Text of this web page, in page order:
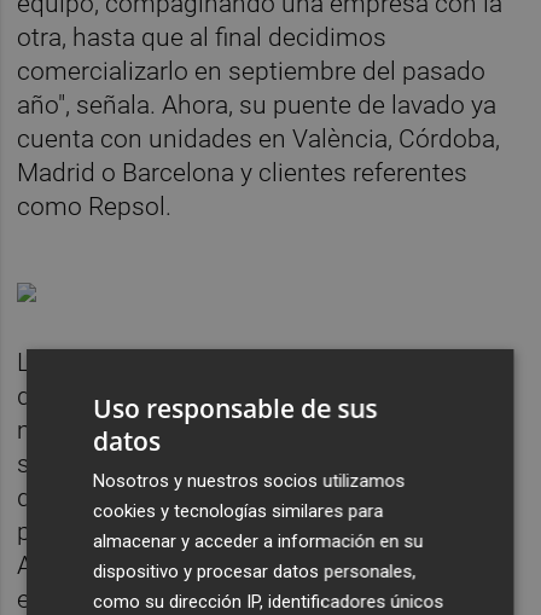
otra, hasta que al final decidimos
comercializarlo en septiembre del pasado
año", señala. Ahora, su puente de lavado ya
cuenta con unidades en València, Córdoba,
Madrid o Barcelona y clientes referentes
como Repsol.
La compañía, acelerada en Lanzadera, ya
distribuye en países como Francia y su
misión es diseñar no lo que ellos quieren,
sino lo que el cliente busca. "Nos interesa
que la máquina tenga la máxima calidad
posible y que el cliente esté satisfecho.
Además de generar el menor consumo
eléctrico y tener el mejor secado", recalca,
Uso responsable de sus
datos
Nosotros y nuestros socios utilizamos
cookies y tecnologías similares para
almacenar y acceder a información en su
dispositivo y procesar datos personales,
como su dirección IP, identificadores únicos